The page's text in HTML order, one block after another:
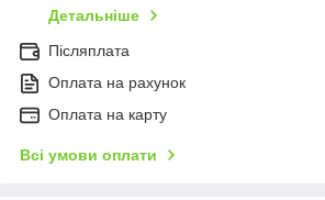
Детальніше
Післяплата
Оплата на рахунок
Оплата на карту
Всі умови оплати